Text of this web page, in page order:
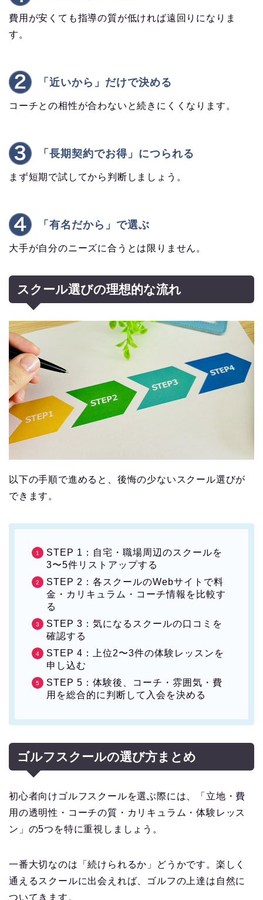
費用が安くても指導の質が低ければ遠回りになりま
す。
「近いから」だけで決める
コーチとの相性が合わないと続きにくくなります。
「長期契約でお得」につられる
まず短期で試してから判断しましょう。
「有名だから」で選ぶ
大手が自分のニーズに合うとは限りません。
スクール選びの理想的な流れ
以下の手順で進めると、後悔の少ないスクール選びが
できます。
STEP 1：自宅・職場周辺のスクールを
3〜5件リストアップする
STEP 2：各スクールのWebサイトで料
金・カリキュラム・コーチ情報を比較す
る
STEP 3：気になるスクールの口コミを
確認する
STEP 4：上位2〜3件の体験レッスンを
申し込む
STEP 5：体験後、コーチ・雰囲気・費
用を総合的に判断して入会を決める
ゴルフスクールの選び方まとめ
初心者向けゴルフスクールを選ぶ際には、「立地・費
用の透明性・コーチの質・カリキュラム・体験レッス
ン」の5つを特に重視しましょう。
一番大切なのは「続けられるか」どうかです。楽しく
通えるスクールに出会えれば、ゴルフの上達は自然に
ついてきます。